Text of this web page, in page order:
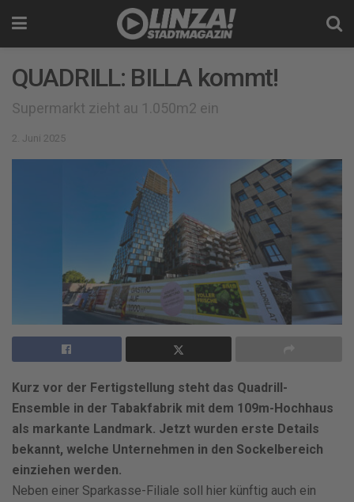
QUADRILL: BILLA kommt!
Supermarkt zieht au 1.050m2 ein
2. Juni 2025
Kurz vor der Fertigstellung steht das Quadrill-
Ensemble in der Tabakfabrik mit dem 109m-Hochhaus
als markante Landmark. Jetzt wurden erste Details
bekannt, welche Unternehmen in den Sockelbereich
einziehen werden.
Neben einer Sparkasse-Filiale soll hier künftig auch ein